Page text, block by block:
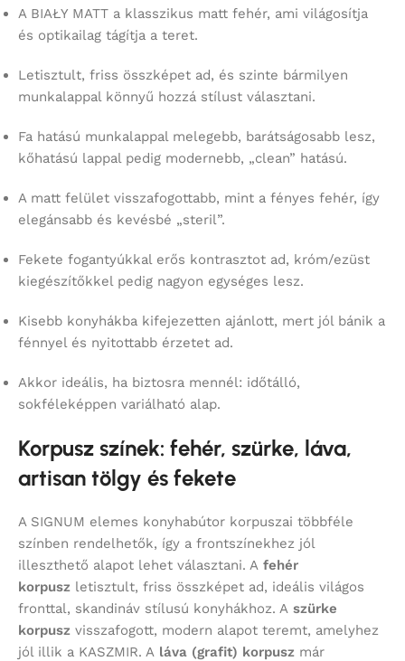
A BIAŁY MATT a klasszikus matt fehér, ami világosítja
és optikailag tágítja a teret.
Letisztult, friss összképet ad, és szinte bármilyen
munkalappal könnyű hozzá stílust választani.
Fa hatású munkalappal melegebb, barátságosabb lesz,
kőhatású lappal pedig modernebb, „clean” hatású.
A matt felület visszafogottabb, mint a fényes fehér, így
elegánsabb és kevésbé „steril”.
Fekete fogantyúkkal erős kontrasztot ad, króm/ezüst
kiegészítőkkel pedig nagyon egységes lesz.
Kisebb konyhákba kifejezetten ajánlott, mert jól bánik a
fénnyel és nyitottabb érzetet ad.
Akkor ideális, ha biztosra mennél: időtálló,
sokféleképpen variálható alap.
Korpusz színek: fehér, szürke, láva,
artisan tölgy és fekete
A SIGNUM elemes konyhabútor korpuszai többféle
színben rendelhetők, így a frontszínekhez jól
illeszthető alapot lehet választani. A fehér
korpusz letisztult, friss összképet ad, ideális világos
fronttal, skandináv stílusú konyhákhoz. A szürke
korpusz visszafogott, modern alapot teremt, amelyhez
jól illik a KASZMIR. A láva (grafit) korpusz már